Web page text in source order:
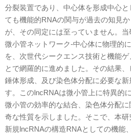
分裂装置であり、中心体を形成中心
ても機能的RNAの関与が過去の知見
が、その同定には至っていません。
微小管ネットワーク-中心体に物理的
を、次世代シークエンス技術と機能
とで網羅的に進めました。その結果
錘体形成、及び染色体分配に必要な
す。このlncRNAは微小管上に特異的
微小管の効率的な結合、染色体分配
奇な性質を示しました。そこで、本
新規lncRNAの構造RNAとしての機能